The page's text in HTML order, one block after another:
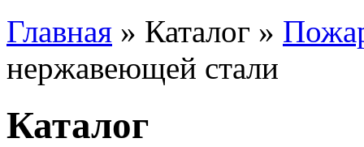
Главная » Каталог »
нержавеющей стали
Каталог